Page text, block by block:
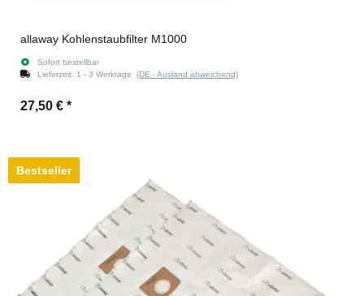
allaway Kohlenstaubfilter M1000
Sofort bestellbar
Lieferzeit: 1 - 3 Werktage (DE - Ausland abweichend)
27,50 € *
Bestseller